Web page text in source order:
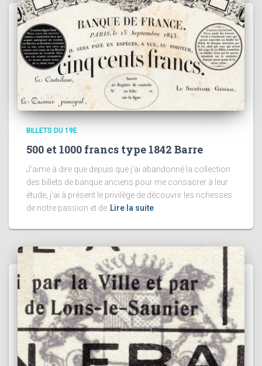
BILLETS DU 19E
500 et 1000 francs type 1842 Barre
J’aime à dire que depuis que j’ai abandonné la collection
des billets de banque anciens pour me consacrer à leur
étude, j’ai à présent le privilège de découvrir les richesses
de notre passion et de Lire la suite